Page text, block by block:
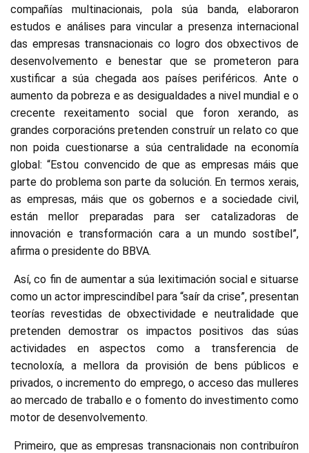
compañías multinacionais, pola súa banda, elaboraron
estudos e análises para vincular a presenza internacional
das empresas transnacionais co logro dos obxectivos de
desenvolvemento e benestar que se prometeron para
xustificar a súa chegada aos países periféricos. Ante o
aumento da pobreza e as desigualdades a nivel mundial e o
crecente rexeitamento social que foron xerando, as
grandes corporacións pretenden construír un relato co que
non poida cuestionarse a súa centralidade na economía
global: “Estou convencido de que as empresas máis que
parte do problema son parte da solución. En termos xerais,
as empresas, máis que os gobernos e a sociedade civil,
están mellor preparadas para ser catalizadoras de
innovación e transformación cara a un mundo sostíbel”,
afirma o presidente do BBVA.
Así, co fin de aumentar a súa lexitimación social e situarse
como un actor imprescindíbel para “saír da crise”, presentan
teorías revestidas de obxectividade e neutralidade que
pretenden demostrar os impactos positivos das súas
actividades en aspectos como a transferencia de
tecnoloxía, a mellora da provisión de bens públicos e
privados, o incremento do emprego, o acceso das mulleres
ao mercado de traballo e o fomento do investimento como
motor de desenvolvemento.
Primeiro, que as empresas transnacionais non contribuíron